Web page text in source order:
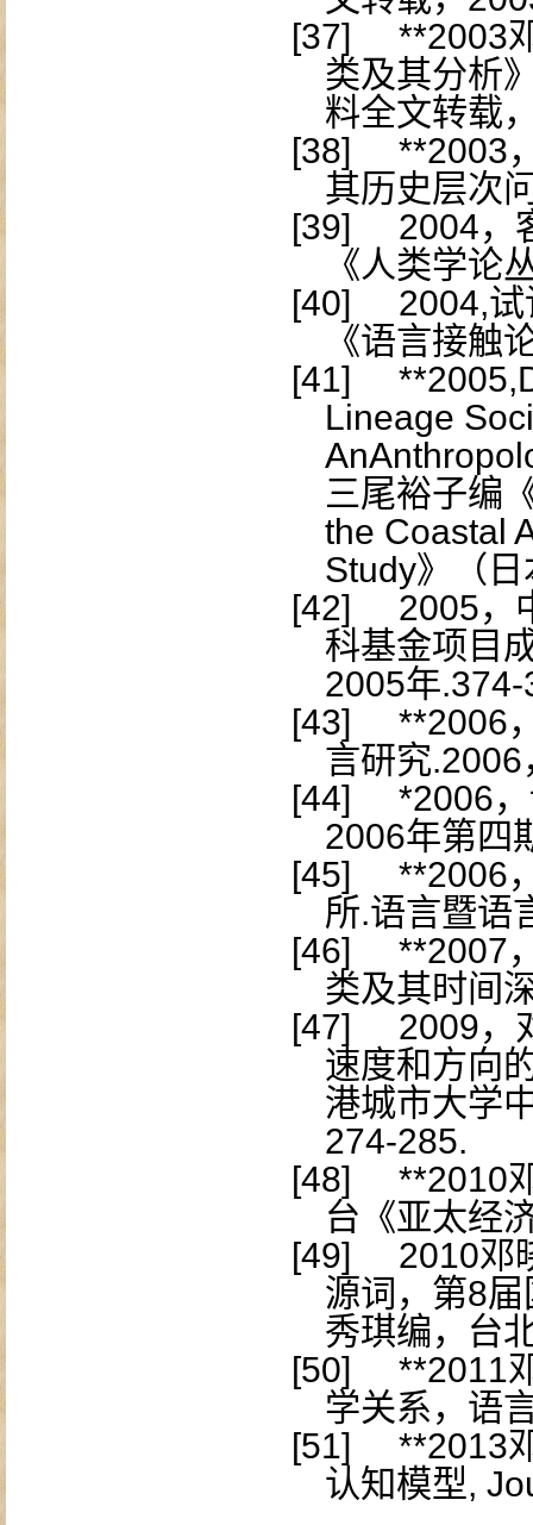
[37]
**2003
类及其分析
料全文转载
[38]
**2003
其历史层次
[39]
2004，
《人类学论
[40]
2004,
《语言接触
[41]
Lineage
三尾裕子编
the Coastal
Study》（
[42]
2005，
科基金项目
2005年
[43]
**2006
言研究.2006
[44]
*2006
2006年第四
[45]
**2006
所.语言暨语
[46]
**2007
类及其时间
[47]
2009，
速度和方向
港城市大学
274-285.
[48]
**2010
台《亚太经
[49]
2010邓
源词，第8
秀琪编，台
[50]
**2011
学关系，语
[51]
**2013
认知模型,